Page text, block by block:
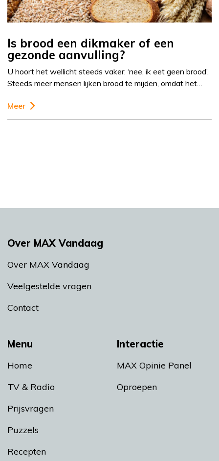
Is brood een dikmaker of een
gezonde aanvulling?
U hoort het wellicht steeds vaker: ‘nee, ik eet geen brood’.
Steeds meer mensen lijken brood te mijden, omdat het…
Meer
Menu
Home
TV & Radio
Prijsvragen
Puzzels
Recepten
Interactie
MAX Opinie Panel
Oproepen
Over MAX Vandaag
Over MAX Vandaag
Veelgestelde vragen
Contact